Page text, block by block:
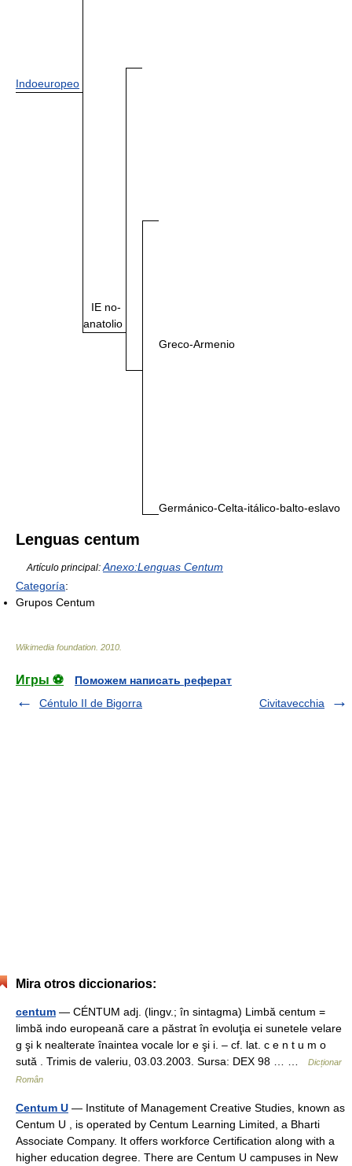
Indoeuropeo
IE no-
anatolio
Greco-Armenio
Germánico-Celta-itálico-balto-eslavo
Lenguas centum
Artículo principal: Anexo:Lenguas Centum
Categoría:
Grupos Centum
Wikimedia foundation 2010
Игры ⚽
Поможем написать реферат
Céntulo II de Bigorra
Civitavecchia
Mira otros diccionarios:
centum — CÉNTUM adj. (lingv.; în sintagma) Limbă centum =
limbă indo europeană care a păstrat în evoluţia ei sunetele velare
g şi k nealterate înaintea vocale lor e şi i. – cf. lat. c e n t u m o
sută . Trimis de valeriu, 03.03.2003. Sursa: DEX 98 … …
Dicționar
Român
Centum U — Institute of Management Creative Studies, known as
Centum U , is operated by Centum Learning Limited, a Bharti
Associate Company. It offers workforce Certification along with a
higher education degree. There are Centum U campuses in New